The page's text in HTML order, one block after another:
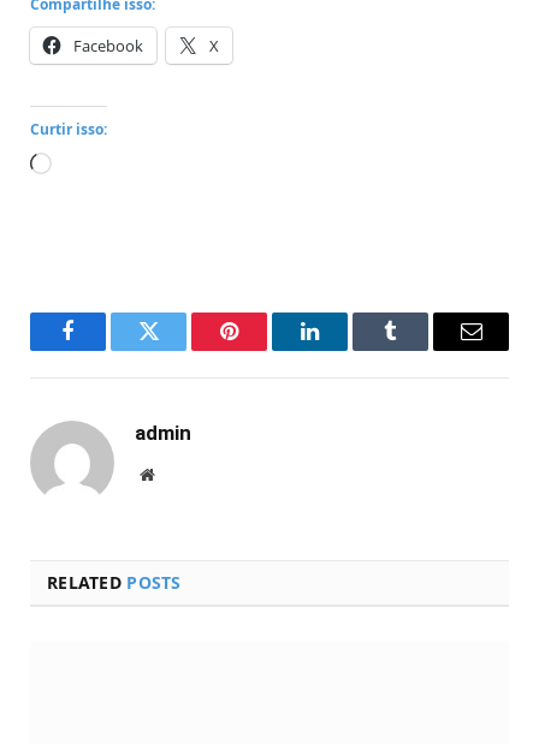
Facebook X
Curtir isso:
Carregando...
FacebookTwitter Pinterest LinkedInTumblr Email
admin
Website
RELATED POSTS